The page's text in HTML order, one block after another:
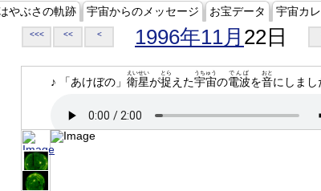
やぶさの軌跡 宇宙からのメッセージ お宝データ 宇宙カ
<<< << < 1996年11月 22日
♪ 「あけぼの」 衛星
えいせい
が捉
とら
えた宇宙
うちゅう
の電波
でんぱ
を音
おと
にしまし